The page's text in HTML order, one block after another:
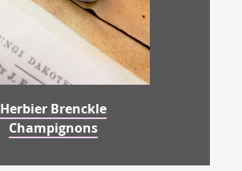
Herbier Brenckle
Champignons